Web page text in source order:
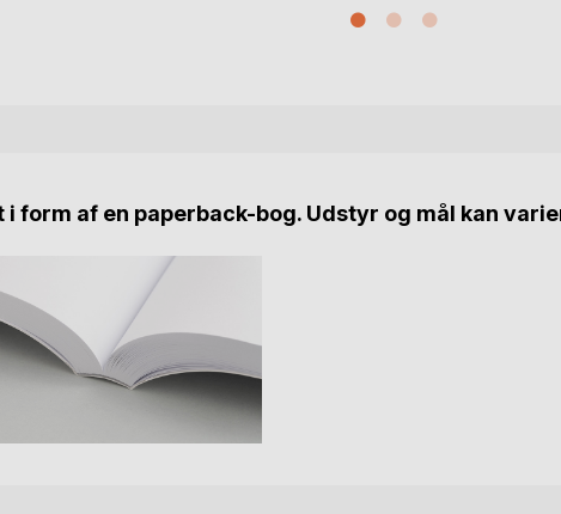
form af en paperback-bog. Udstyr og mål kan